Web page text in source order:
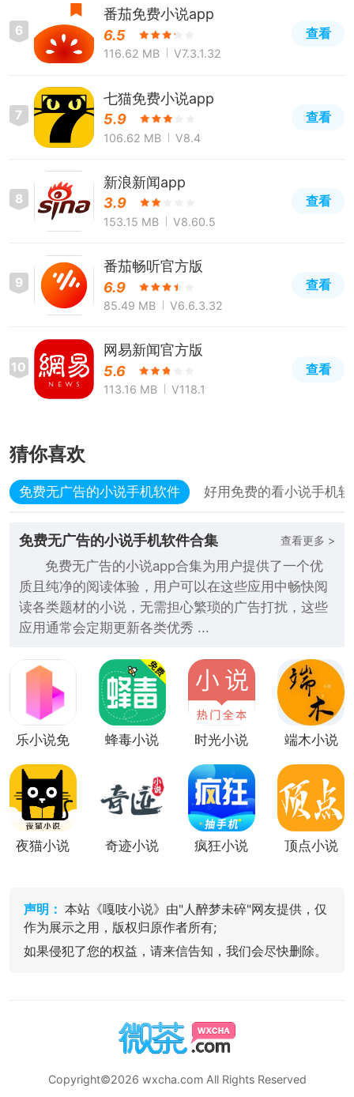
6
番茄免费小说app
6.5
116.62 MB V7.3.1.32
查看
7
七猫免费小说app
5.9
106.62 MB V8.4
查看
8
新浪新闻app
3.9
153.15 MB V8.60.5
查看
9
番茄畅听官方版
6.9
85.49 MB V6.6.3.32
查看
10
网易新闻官方版
5.6
113.16 MB V118.1
查看
猜你喜欢
免费无广告的小说手机软件 好用免费的看小说手机
免费无广告的小说手机软件合集 查看更多 >
免费无广告的小说app合集为用户提供了一个优
质且纯净的阅读体验，用户可以在这些应用中畅快阅
读各类题材的小说，无需担心繁琐的广告打扰，这些
应用通常会定期更新各类优秀 ...
乐小说免
蜂毒小说 时光小说 端木小说
夜猫小说 奇迹小说 疯狂小说 顶点小说
声明： 本站《嘎吱小说》由"人醉梦未碎"网友提供，仅
作为展示之用，版权归原作者所有;
如果侵犯了您的权益，请来信告知，我们会尽快删除。
Copyright©2026 wxcha.com All Rights Reserved